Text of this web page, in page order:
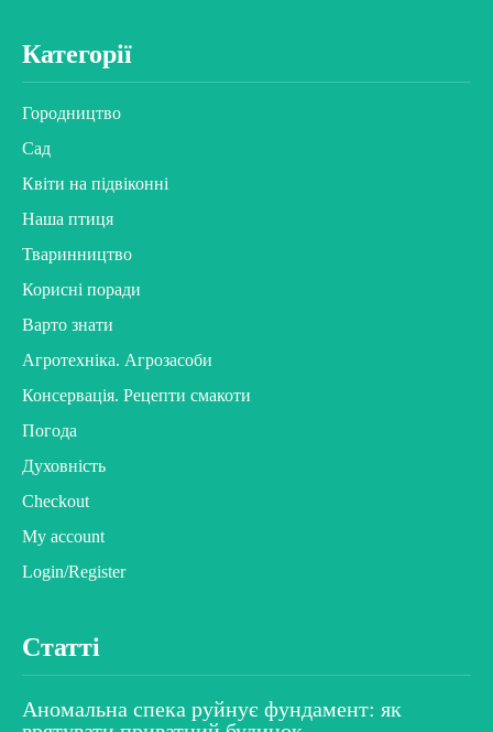
Категорії
Городництво
Сад
Квіти на підвіконні
Наша птиця
Тваринництво
Корисні поради
Варто знати
Агротехніка. Агрозасоби
Консервація. Рецепти смакоти
Погода
Духовність
Checkout
My account
Login/Register
Статті
Аномальна спека руйнує фундамент: як